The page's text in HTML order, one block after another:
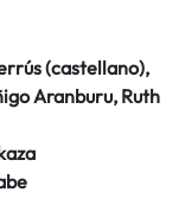
(castellano),
Aranburu, Ruth